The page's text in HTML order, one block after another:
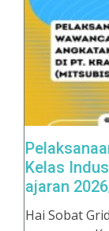
Kelas
ajaran
Hai Sobat